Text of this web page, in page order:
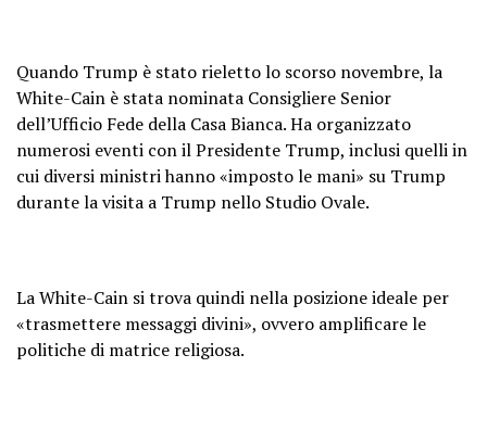
Quando Trump è stato rieletto lo scorso novembre, la
White-Cain è stata nominata Consigliere Senior
dell’Ufficio Fede della Casa Bianca. Ha organizzato
numerosi eventi con il Presidente Trump, inclusi quelli in
cui diversi ministri hanno «imposto le mani» su Trump
durante la visita a Trump nello Studio Ovale.
La White-Cain si trova quindi nella posizione ideale per
«trasmettere messaggi divini», ovvero amplificare le
politiche di matrice religiosa.